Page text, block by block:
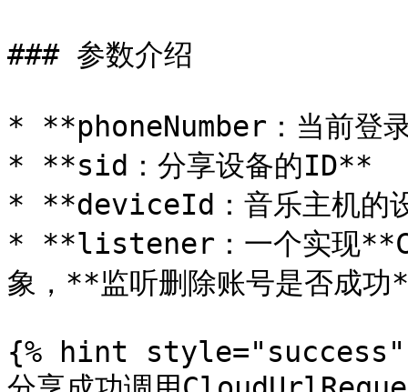
### 参数介绍
* **phoneNumber：当前登
* **sid：分享设备的ID**
* **deviceId：音乐主机的
* **listener：一个实现
象，**监听删除账号是否成
{% hint style="success"